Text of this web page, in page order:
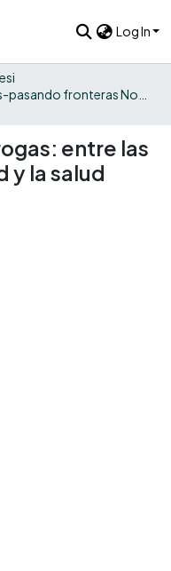
Log In
entre las
y la salud